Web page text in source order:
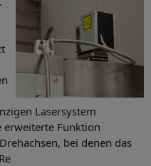
Lasersystem
erweiterte Funktion
bei denen das